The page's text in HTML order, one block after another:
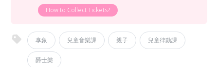
How to Collect Tickets?
享象 兒童音樂課 親子 兒童律動課
爵士樂